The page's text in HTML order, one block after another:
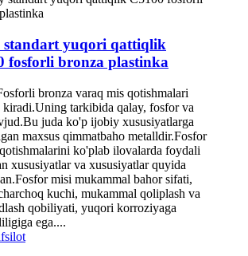
yuqori qattiqlik
fosforli bronza plastinka
bronza varaq mis qotishmalari
kiradi.Uning tarkibida qalay, fosfor va
juda ko'p ijobiy xususiyatlarga
maxsus qimmatbaho metalldir.Fosfor
ko'plab ilovalarda foydali
xususiyatlar va xususiyatlar quyida
misi mukammal bahor sifati,
kuchi, mukammal qoliplash va
qobiliyati, yuqori korroziyaga
ega....